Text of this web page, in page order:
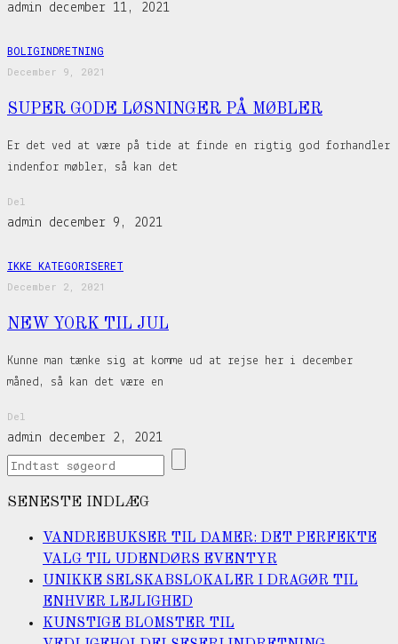
admin december 11, 2021
BOLIGINDRETNING
December 9, 2021
SUPER GODE LØSNINGER PÅ MØBLER
Er det ved at være på tide at finde en rigtig god forhandler
indenfor møbler, så kan det
Del
admin december 9, 2021
IKKE KATEGORISERET
December 2, 2021
NEW YORK TIL JUL
Kunne man tænke sig at komme ud at rejse her i december
måned, så kan det være en
Del
admin december 2, 2021
SENESTE INDLÆG
VANDREBUKSER TIL DAMER: DET PERFEKTE
VALG TIL UDENDØRS EVENTYR
UNIKKE SELSKABSLOKALER I DRAGØR TIL
ENHVER LEJLIGHED
KUNSTIGE BLOMSTER TIL